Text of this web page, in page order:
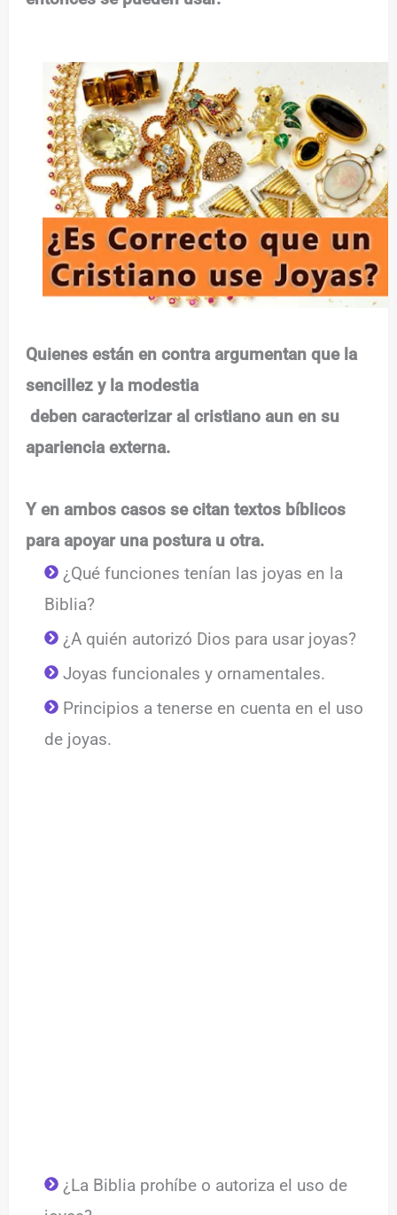
Quienes están en contra argumentan que la
sencillez y la modestia
deben caracterizar al cristiano aun en su
apariencia externa.
Y en ambos casos se citan textos bíblicos
para apoyar una postura u otra.
¿Qué funciones tenían las joyas en la
Biblia?
¿A quién autorizó Dios para usar joyas?
Joyas funcionales y ornamentales.
Principios a tenerse en cuenta en el uso
de joyas.
¿La Biblia prohíbe o autoriza el uso de